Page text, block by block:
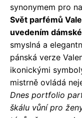
synonymem pro
Svět parfémů
uvedením
smyslná a
pánská verze
ikonickými
mistrně ovládá
Dnes portfolio
škálu vůní pro